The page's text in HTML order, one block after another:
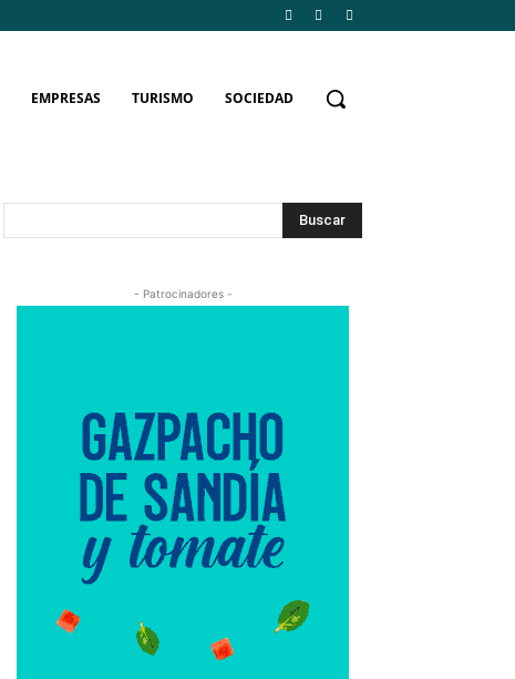
EMPRESAS TURISMO SOCIEDAD
Buscar
- Patrocinadores -